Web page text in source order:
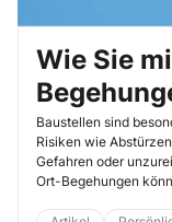
Wie Sie
werden
Baustellen sind
Risiken wie
Gefahren oder
Ort-Begehungen